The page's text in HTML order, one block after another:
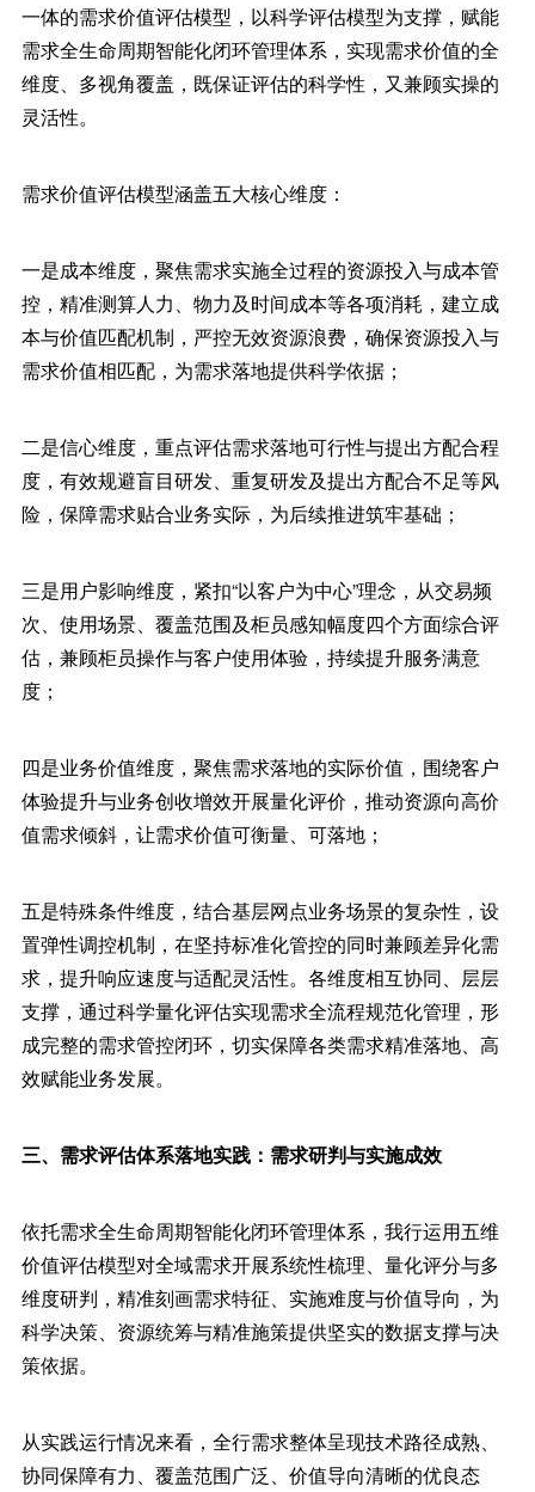
一体的需求价值评估模型，以科学评估模型为支撑，赋能
需求全生命周期智能化闭环管理体系，实现需求价值的全
维度、多视角覆盖，既保证评估的科学性，又兼顾实操的
灵活性。
需求价值评估模型涵盖五大核心维度：
一是成本维度，聚焦需求实施全过程的资源投入与成本管
控，精准测算人力、物力及时间成本等各项消耗，建立成
本与价值匹配机制，严控无效资源浪费，确保资源投入与
需求价值相匹配，为需求落地提供科学依据；
二是信心维度，重点评估需求落地可行性与提出方配合程
度，有效规避盲目研发、重复研发及提出方配合不足等风
险，保障需求贴合业务实际，为后续推进筑牢基础；
三是用户影响维度，紧扣“以客户为中心”理念，从交易频
次、使用场景、覆盖范围及柜员感知幅度四个方面综合评
估，兼顾柜员操作与客户使用体验，持续提升服务满意
度；
四是业务价值维度，聚焦需求落地的实际价值，围绕客户
体验提升与业务创收增效开展量化评价，推动资源向高价
值需求倾斜，让需求价值可衡量、可落地；
五是特殊条件维度，结合基层网点业务场景的复杂性，设
置弹性调控机制，在坚持标准化管控的同时兼顾差异化需
求，提升响应速度与适配灵活性。各维度相互协同、层层
支撑，通过科学量化评估实现需求全流程规范化管理，形
成完整的需求管控闭环，切实保障各类需求精准落地、高
效赋能业务发展。
三、需求评估体系落地实践：需求研判与实施成效
依托需求全生命周期智能化闭环管理体系，我行运用五维
价值评估模型对全域需求开展系统性梳理、量化评分与多
维度研判，精准刻画需求特征、实施难度与价值导向，为
科学决策、资源统筹与精准施策提供坚实的数据支撑与决
策依据。
从实践运行情况来看，全行需求整体呈现技术路径成熟、
协同保障有力、覆盖范围广泛、价值导向清晰的优良态